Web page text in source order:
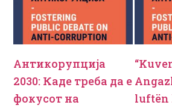
Антикорупција
2030: Каде треба да е
фокусот на
luftën